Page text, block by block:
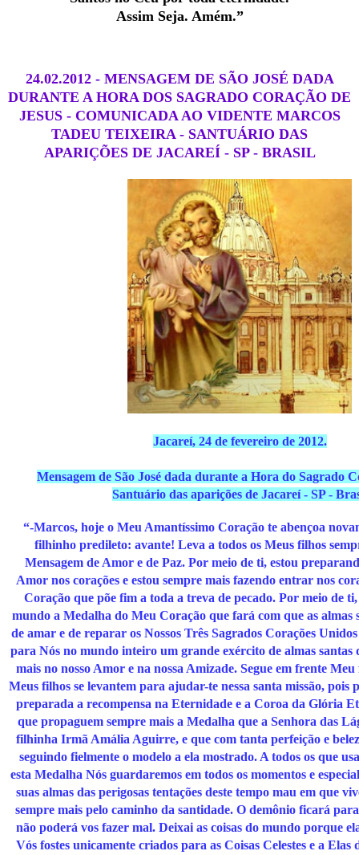
Assim Seja. Amém.”
24.02.2012 - MENSAGEM DE SÃO JOSÉ DADA
DURANTE A HORA DOS SAGRADO CORAÇÃO DE
JESUS - COMUNICADA AO VIDENTE MARCOS
TADEU TEIXEIRA - SANTUÁRIO DAS
APARIÇÕES DE JACAREÍ - SP - BRASIL
Jacareí, 24 de fevereiro de 2012.
Mensagem de São José dada durante a Hora do Sagrado
Santuário das aparições de Jacareí - SP -
“-Marcos, hoje o Meu Amantíssimo Coração te abençoa
filhinho predileto: avante! Leva a todos os Meus filhos
Mensagem de Amor e de Paz. Por meio de ti, estou
Amor nos corações e estou sempre mais fazendo entrar nos
Coração que põe fim a toda a treva de pecado. Por meio de
mundo a Medalha do Meu Coração que fará com que as almas
de amar e de reparar os Nossos Três Sagrados Corações
para Nós no mundo inteiro um grande exército de almas santas
mais no nosso Amor e na nossa Amizade. Segue em frente
Meus filhos se levantem para ajudar-te nessa santa missão, pois
preparada a recompensa na Eternidade e a Coroa da Glória
que propaguem sempre mais a Medalha que a Senhora das
filhinha Irmã Amália Aguirre, e que com tanta perfeição e
seguindo fielmente o modelo a ela mostrado. A todos os que
esta Medalha Nós guardaremos em todos os momentos e
suas almas das perigosas tentações deste tempo mau em que
sempre mais pelo caminho da santidade. O demônio ficará
não poderá vos fazer mal. Deixai as coisas do mundo porque
Vós fostes unicamente criados para as Coisas Celestes e a Elas